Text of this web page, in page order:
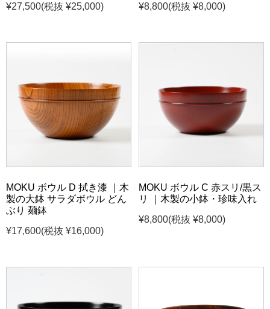
¥27,500(税抜 ¥25,000)
¥8,800(税抜 ¥8,000)
MOKU ボウル D 拭き漆 ｜木
製の大鉢 サラダボウル どん
ぶり 麺鉢
¥17,600(税抜 ¥16,000)
MOKU ボウル C 赤スリ/黒ス
リ ｜木製の小鉢・珍味入れ
¥8,800(税抜 ¥8,000)